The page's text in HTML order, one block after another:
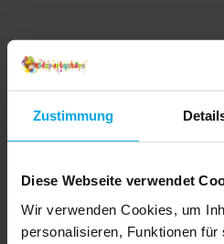
Zustimmung
Diese Webseite verwendet
Wir verwenden Cookies, um
personalisieren, Funktionen